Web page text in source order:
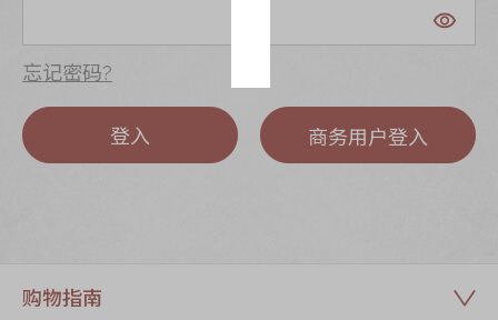
EN 繁體
登入 商务用户登入
忘记密码?
购物指南